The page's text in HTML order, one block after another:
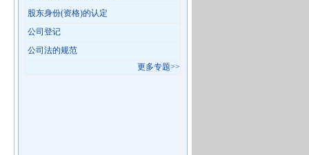
股东身份(资格)的认定
公司登记
公司法的规范
更多专题>>